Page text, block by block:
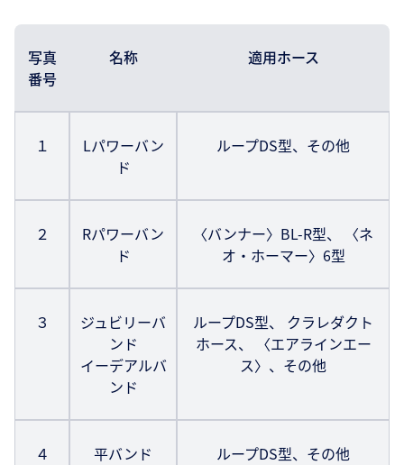
写真
番号
名称 適用ホース
１
Lパワーバン
ド
ループDS型、その他
２
Rパワーバン
ド
〈バンナー〉BL-R型、 〈ネ
オ・ホーマー〉6型
３
ジュビリーバ
ンド
イーデアルバ
ンド
ループDS型、 クラレダクト
ホース、 〈エアラインエー
ス〉、その他
４ 平バンド ループDS型、その他